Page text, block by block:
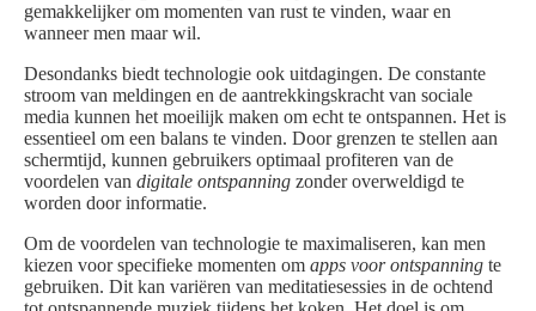
gemakkelijker om momenten van rust te vinden, waar en
wanneer men maar wil.
Desondanks biedt technologie ook uitdagingen. De constante
stroom van meldingen en de aantrekkingskracht van sociale
media kunnen het moeilijk maken om echt te ontspannen. Het is
essentieel om een balans te vinden. Door grenzen te stellen aan
schermtijd, kunnen gebruikers optimaal profiteren van de
voordelen van digitale ontspanning zonder overweldigd te
worden door informatie.
Om de voordelen van technologie te maximaliseren, kan men
kiezen voor specifieke momenten om apps voor ontspanning te
gebruiken. Dit kan variëren van meditatiesessies in de ochtend